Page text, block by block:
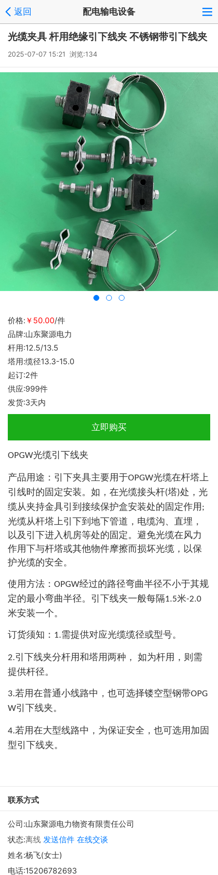
返回 配电输电设备
光缆夹具 杆用绝缘引下线夹 不锈钢带引下线夹
2025-07-07 15:21 浏览:134
价格: ￥50.00/件
品牌:山东聚源电力
杆用:12.5/13.5
塔用:缆径13.3-15.0
起订:2件
供应:999件
发货:3天内
立即购买
OPGW光缆引下线夹
产品用途：引下夹具主要用于OPGW光缆在杆塔上
引线时的固定安装。如，在光缆接头杆(塔)处，光
缆从夹持金具引到接续保护盒安装处的固定作用 ;
光缆从杆塔上引下到地下管道，电缆沟、直埋，
以及引下进入机房等处的固定。避免光缆在风力
作用下与杆塔或其他物件摩擦而损坏光缆，以保
护光缆的安全。
使用方法： OPGW经过的路径弯曲半径不小于其规
定的最小弯曲半径。引下线夹一般每隔1.5米-2.0
米安装一个。
订货须知： 1.需提供对应光缆缆径或型号。
2.引下线夹分杆用和塔用两种， 如为杆用，则需
提供杆径。
3.若用在普通小线路中，也可选择镂空型钢带OPG
W引下线夹。
4.若用在大型线路中，为保证安全，也可选用加固
型引下线夹。
联系方式
公司:山东聚源电力物资有限责任公司
状态:离线 发送信件 在线交谈
姓名:杨飞(女士)
电话:15206782693